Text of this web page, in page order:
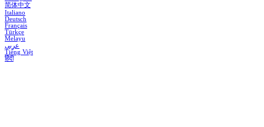
简体中文
Italiano
Deutsch
Français
Türkçe
Melayu
عربي
Tiếng Việt
हिंदी